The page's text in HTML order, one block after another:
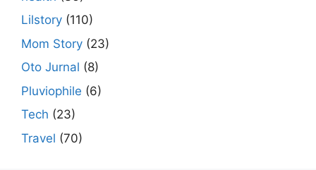
Lilstory (110)
Mom Story (23)
Oto Jurnal (8)
Pluviophile (6)
Tech (23)
Travel (70)